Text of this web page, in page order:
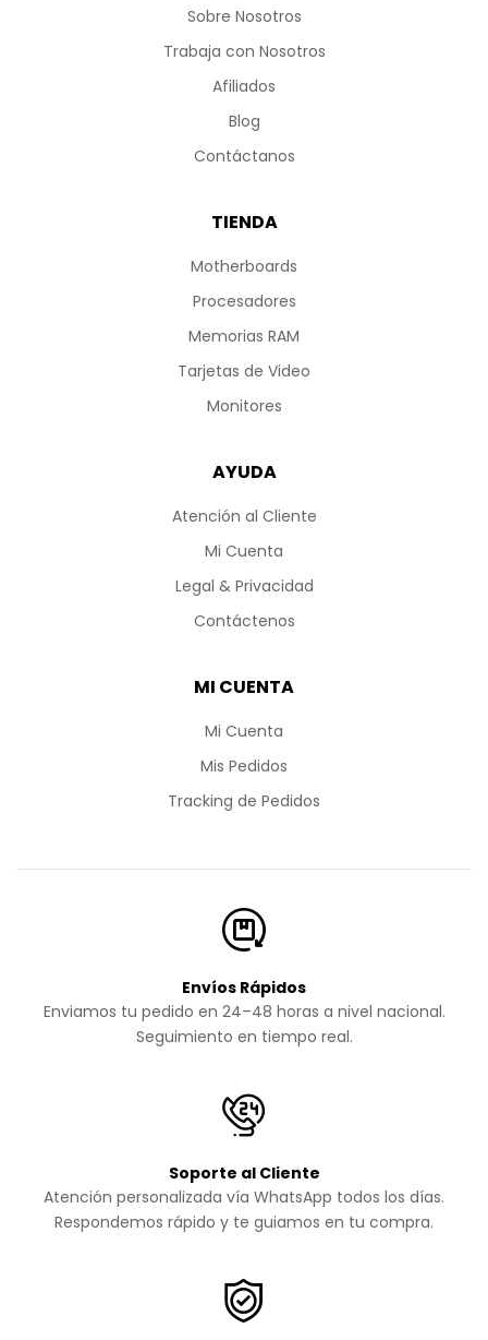
Sobre Nosotros
Trabaja con Nosotros
Afiliados
Blog
Contáctanos
TIENDA
Motherboards
Procesadores
Memorias RAM
Tarjetas de Video
Monitores
AYUDA
Atención al Cliente
Mi Cuenta
Legal & Privacidad
Contáctenos
MI CUENTA
Mi Cuenta
Mis Pedidos
Tracking de Pedidos
Envíos Rápidos
Enviamos tu pedido en 24–48 horas a nivel nacional.
Seguimiento en tiempo real.
Soporte al Cliente
Atención personalizada vía WhatsApp todos los días.
Respondemos rápido y te guiamos en tu compra.